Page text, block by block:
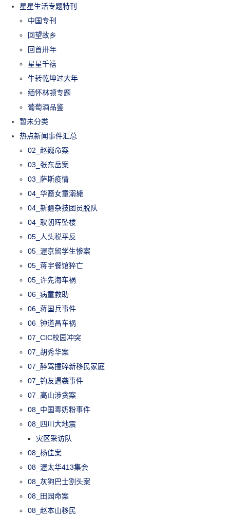
星星生活专题特刊
中国专刊
回望故乡
回首卅年
星星千禧
牛转乾坤过大年
缅怀林顿专题
葡萄酒品鉴
暂未分类
热点新闻事件汇总
02_赵巍命案
03_张东岳案
03_萨斯疫情
04_华裔女童溺毙
04_新疆杂技团员脱队
04_耿朝晖坠楼
05_人头税平反
05_渥京留学生惨案
05_蒋宇餐馆猝亡
05_许先海车祸
06_病童救助
06_蒋国兵事件
06_钟道昌车祸
07_CIC校园冲突
07_胡秀华案
07_醉驾撞碎新移民家庭
07_钓友遇袭事件
07_高山涉贪案
08_中国毒奶粉事件
08_四川大地震
灾区采访队
08_杨佳案
08_渥太华413集会
08_灰狗巴士割头案
08_田园命案
08_赵本山移民